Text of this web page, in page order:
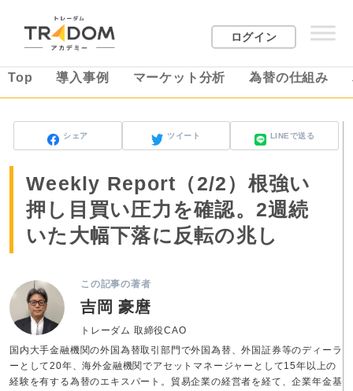
ログイン
Top 導入事例 マーケット分析 為替の仕組み
シェア ツイート LINEで送る
Weekly Report（2/2）根強い
押し目買い圧力を確認。2週続
いた大幅下落に反転の兆し
この記事の著者
吉岡 豪麿
トレーダム 取締役CAO
国内大手金融機関の外国為替取引部門で外国為替、外国証券等のディーラ
ーとして20年、海外金融機関でアセットマネージャーとして15年以上の
経験を有する為替のエキスパート。貿易企業の経営者を経て、企業年金基